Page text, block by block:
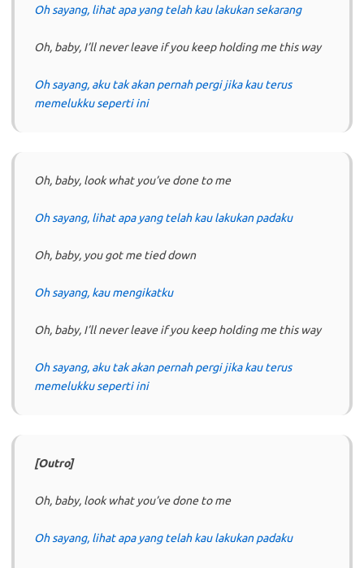
Oh sayang, lihat apa yang telah kau lakukan sekarang
Oh, baby, I’ll never leave if you keep holding me this way
Oh sayang, aku tak akan pernah pergi jika kau terus
memelukku seperti ini
Oh, baby, look what you’ve done to me
Oh sayang, lihat apa yang telah kau lakukan padaku
Oh, baby, you got me tied down
Oh sayang, kau mengikatku
Oh, baby, I’ll never leave if you keep holding me this way
Oh sayang, aku tak akan pernah pergi jika kau terus
memelukku seperti ini
[Outro]
Oh, baby, look what you’ve done to me
Oh sayang, lihat apa yang telah kau lakukan padaku